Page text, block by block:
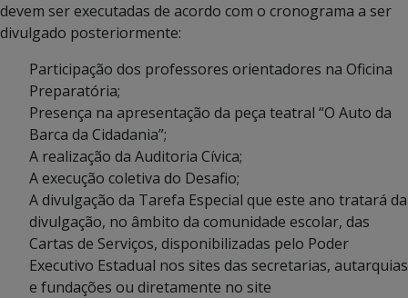
devem ser executadas de acordo com o cronograma a ser
divulgado posteriormente:
Participação dos professores orientadores na Oficina
Preparatória;
Presença na apresentação da peça teatral “O Auto da
Barca da Cidadania”;
A realização da Auditoria Cívica;
A execução coletiva do Desafio;
A divulgação da Tarefa Especial que este ano tratará da
divulgação, no âmbito da comunidade escolar, das
Cartas de Serviços, disponibilizadas pelo Poder
Executivo Estadual nos sites das secretarias, autarquias
e fundações ou diretamente no site